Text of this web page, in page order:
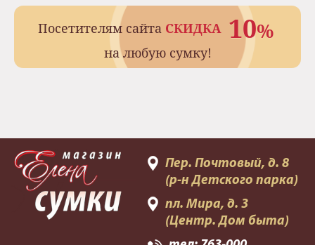
Посетителям сайта СКИДКА 10%
на любую сумку!
Пер. Почтовый, д. 8
(р-н Детского парка)
пл. Мира, д. 3
(Центр. Дом быта)